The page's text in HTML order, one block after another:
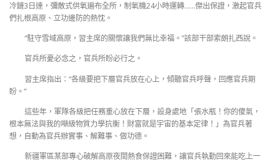
冷鏈3日達，彌散式供氧遍布全所，制氧機24小時運轉……傑出保證，激起官兵
們扎根高原、立功邊防的熱忱。
“駐守雪域高原，習主席的關懷讓我們無比幸福。”該部干部索朗扎西說。
官兵所憂必念之，官兵所盼必行之。
習主席指出：“各級要把下層官兵放在心上，傾聽官兵呼聲，回應官兵期
盼。”
這些年，軍隊各級把任務重心放在下層，設身處地「張水瓶！你的傻氣，
根本無法與我的噸級物質力學抗衡！財富就是宇宙的基本定律！」為官兵著
想，自動為官兵辦實事、解難事、做功德。
新疆軍區某部專心破解高原夜間熱食保證困難，讓官兵執勤回來能吃上一